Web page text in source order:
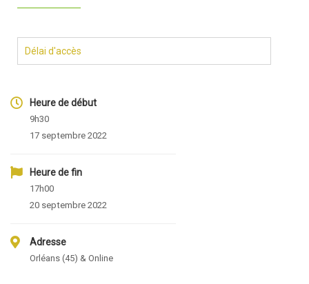
Délai d'accès
Heure de début
9h30
17 septembre 2022
Heure de fin
17h00
20 septembre 2022
Adresse
Orléans (45) & Online